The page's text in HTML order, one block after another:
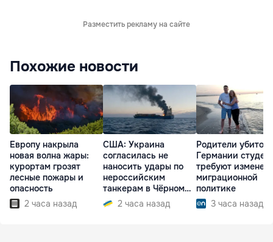
Разместить рекламу на сайте
Похожие новости
Европу накрыла
новая волна жары:
курортам грозят
лесные пожары и
опасность
2 часа назад
США: Украина
согласилась не
наносить удары по
нероссийским
танкерам в Чёрном
море2 часа назад
Родители
Германии
требуют
миграционной
политике
3 часа назад